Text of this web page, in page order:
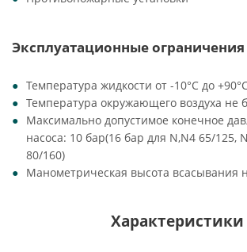
Эксплуатационные ограничения
Температура жидкости от -10°C до
Температура окружающего воздуха не
Максимально допустимое конечное
насоса: 10 бар(16 бар для N,N4 65/125,
80/160)
Манометрическая высота всасывания
Характеристики